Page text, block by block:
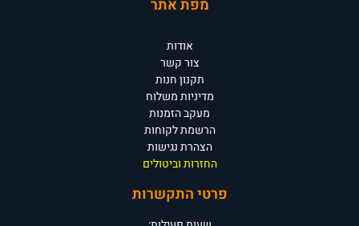
מפת אתר
אודות
צור קשר
תקנון חנות
מדיניות משלוח
מעקב הזמנות
הרשמת לקוחות
הצהרת נגישות
החזרות וביטולים
פרטי התקשרות